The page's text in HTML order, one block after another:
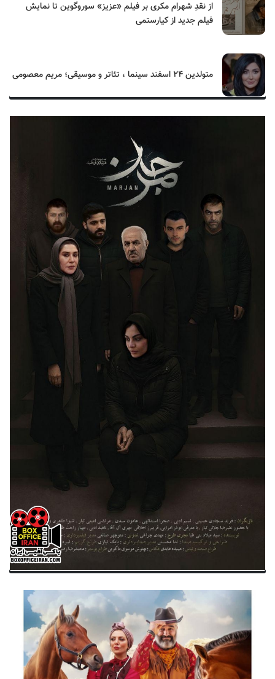
از نقدِ شهرام مکری بر فیلم «عزیز» سوروگوین تا نمایش
فیلم جدید از کیارستمی
متولدین ۲۴ اسفند سینما ، تئاتر و موسیقی؛ مریم معصومی